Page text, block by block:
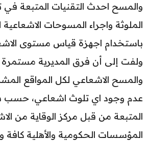
والمسح احدث التقنيات المتبعة في
الملوثة واجراء المسوحات الاشعاعية
باستخدام اجهزة قياس مستوى
ولفت إلى أن فرق المديرية
والمسح الاشعاعي لكل المواقع
عدم وجود اي تلوث اشعاعي، حسب
المتبعة من قبل مركز الوقاية من
المؤسسات الحكومية والأهلية